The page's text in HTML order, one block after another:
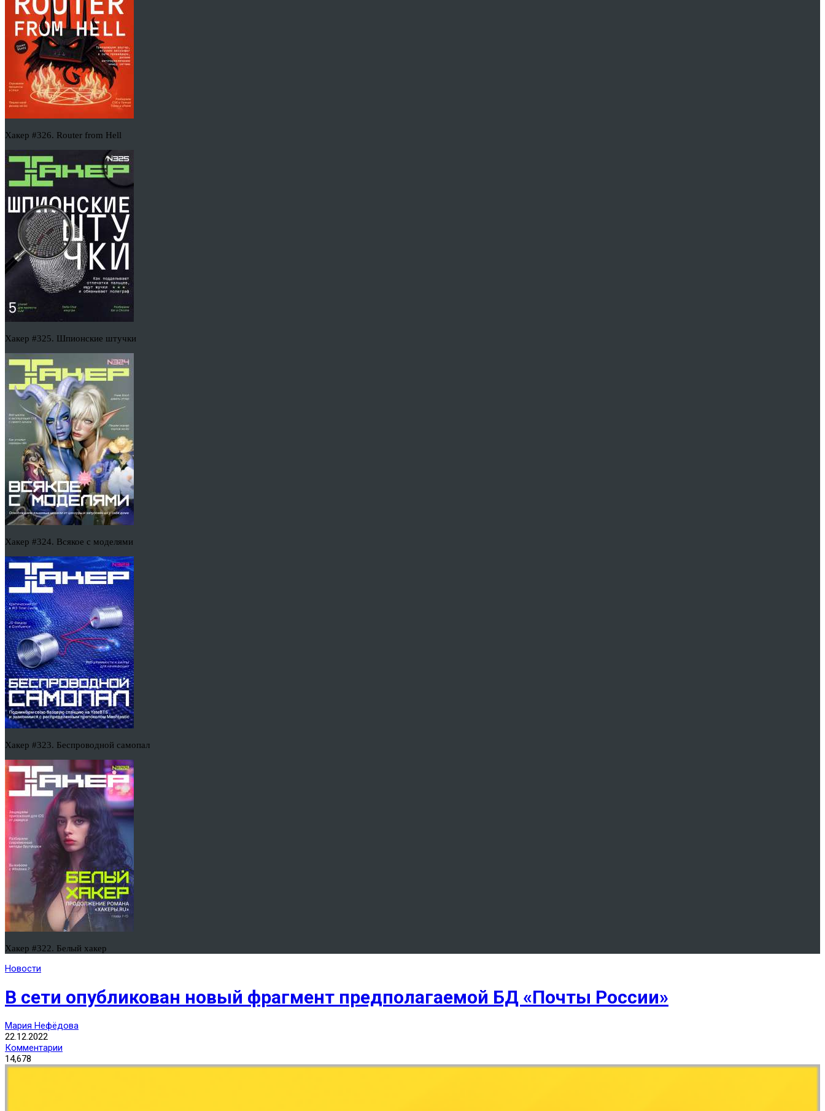
Хакер #326. Router from Hell
Хакер #325. Шпионские штучки
Хакер #324. Всякое с моделями
Хакер #323. Беспроводной самопал
Хакер #322. Белый хакер
Новости
В сети опубликован новый фрагмент предполагаемой БД «Почты России»
Мария Нефёдова
22.12.2022
Комментарии
14,678